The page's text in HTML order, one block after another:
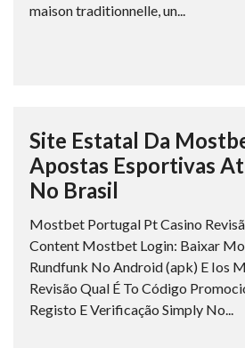
maison traditionnelle, un...
Site Estatal Da
Apostas Esportivas
No Brasil
Mostbet Portugal Pt Casino
Content Mostbet Login: Baixar
Rundfunk No Android (apk) E Ios
Revisão Qual É To Código
Registo E Verificação Simply No...